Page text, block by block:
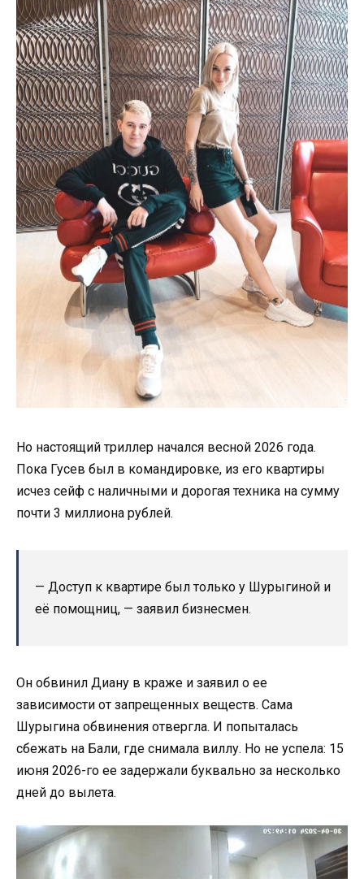
Но настоящий триллер начался весной 2026 года.
Пока Гусев был в командировке, из его квартиры
исчез сейф с наличными и дорогая техника на сумму
почти 3 миллиона рублей.
— Доступ к квартире был только у Шурыгиной и
её помощниц, — заявил бизнесмен.
Он обвинил Диану в краже и заявил о ее
зависимости от запрещенных веществ. Сама
Шурыгина обвинения отвергла. И попыталась
сбежать на Бали, где снимала виллу. Но не успела: 15
июня 2026-го ее задержали буквально за несколько
дней до вылета.